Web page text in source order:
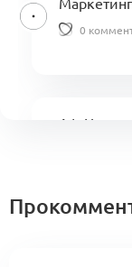
0
A1: Центр